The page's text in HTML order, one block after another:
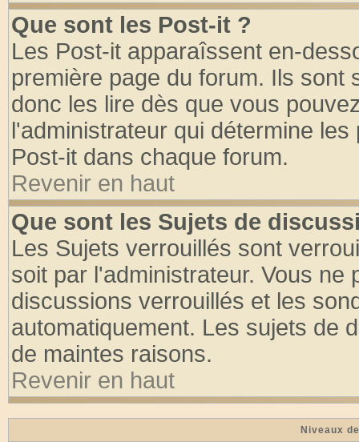
Que sont les Post-it ?
Les Post-it apparaîssent en-
première page du forum. Ils
donc les lire dès que vous
l'administrateur qui détermine
Post-it dans chaque forum.
Revenir en haut
Que sont les Sujets de
Les Sujets verrouillés sont
soit par l'administrateur. Vous
discussions verrouillés et les
automatiquement. Les sujets de
de maintes raisons.
Revenir en haut
Niveaux